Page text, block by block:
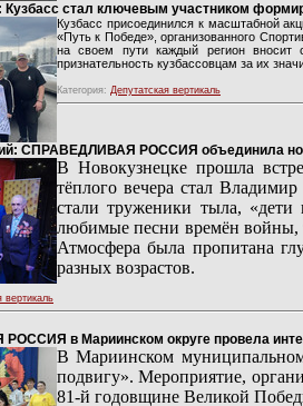
Кузбасс стал ключевым участником
Кузбасс присоединился к масштабной
«Путь к Победе», организованного
на своем пути каждый регион вносит
признательность кузбассовцам за их
Категория: Депутатская вертикаль
СПРАВЕДЛИВАЯ РОССИЯ объединила
В Новокузнецке прошла
тёплого вечера стал
стали труженики тыла,
любимые песни времён войны,
Атмосфера была пропитана
разных возрастов.
вертикаль
в Мариинском округе провела
В Мариинском муниципальном
подвигу». Мероприятие,
81-й годовщине Великой